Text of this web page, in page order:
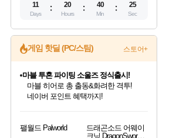
11
Days
20
Hours
40
Min
24
Sec
게임 핫딜 (PC/스팀) 스토어+
최대 90% 할인가를 만나보세요!
네이버혜택과 함께 만나보세요!
50%할인&추가 적립까지!
마블 투혼 파이팅 소울즈 정식출시!
마블 히어로 총 출동&화려한 격투!
네이버 포인트 혜택까지!
이니&베니 혜택까지!
네이버 혜택가와 함께 예약하세요!
할인&네이버혜택으로 만나보세요!
네이버페이 혜택과 만나보세요!
40주년 프로모션으로 만나보세요!
할인가에 만나보세요!
일부 에디션 상시 할인!
혜택으로 예약 판매 중
편안하게 충전하세요
팰월드 Palworld
드래곤소드 어웨이
크닝 DragonSword A